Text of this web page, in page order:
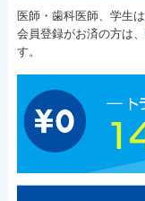
医師・歯科医師、学生は
会員登録がお済の方は、
す。